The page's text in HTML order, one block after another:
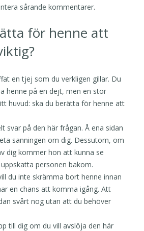
sårande kommentarer.
för henne att
en tjej som du verkligen gillar. Du
henne på en dejt, men en stor
huvud: ska du berätta för henne att
svar på den här frågan. Å ena sidan
sanningen om dig. Dessutom, om
dig kommer hon att kunna se
personen bakom.
du inte skrämma bort henne innan
en chans att komma igång. Att
svårt nog utan att du behöver
till dig om du vill avslöja den här